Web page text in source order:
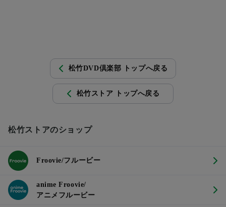
松竹DVD倶楽部 トップへ戻る
松竹ストア トップへ戻る
松竹ストアのショップ
Froovie/フルービー
anime Froovie/
アニメフルービー